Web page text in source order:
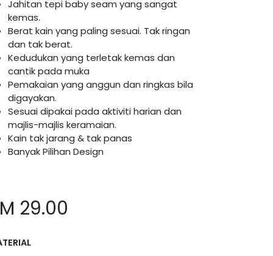
Jahitan tepi baby seam yang sangat
kemas.
Berat kain yang paling sesuai. Tak ringan
dan tak berat.
Kedudukan yang terletak kemas dan
cantik pada muka
Pemakaian yang anggun dan ringkas bila
digayakan.
Sesuai dipakai pada aktiviti harian dan
majlis-majlis keramaian.
Kain tak jarang & tak panas
Banyak Pilihan Design
29.00